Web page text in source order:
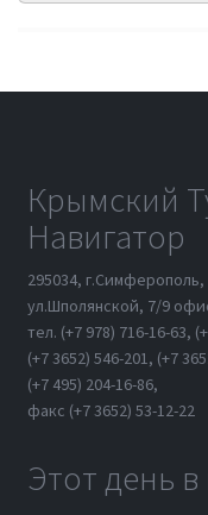
Крымский
Навигатор
295034, г.Симферополь,
ул.Шполянской, 7/9
тел. (+7 978) 716-16-63,
(+7 3652) 546-201, (+7
(+7 495) 204-16-86,
факс (+7 3652) 53-12-22
Этот день